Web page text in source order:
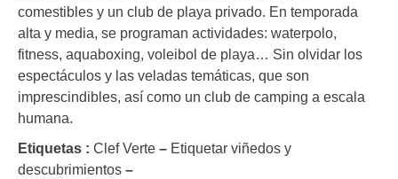
comestibles y un club de playa privado. En temporada
alta y media, se programan actividades: waterpolo,
fitness, aquaboxing, voleibol de playa… Sin olvidar los
espectáculos y las veladas temáticas, que son
imprescindibles, así como un club de camping a escala
humana.
Etiquetas : Clef Verte – Etiquetar viñedos y
descubrimientos –